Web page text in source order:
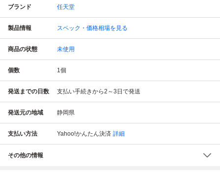
ブランド 任天堂
製品情報 スペック・価格相場を見る
商品の状態 未使用
個数 1個
発送までの日数 支払い手続きから2～3日で発送
発送元の地域 静岡県
支払い方法 Yahoo!かんたん決済 詳細
その他の情報